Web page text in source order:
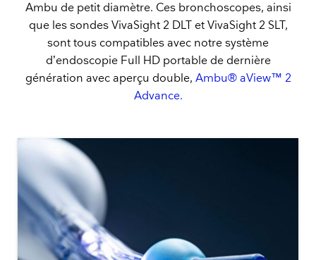
Ambu de petit diamètre. Ces bronchoscopes, ainsi
que les sondes VivaSight 2 DLT et VivaSight 2 SLT,
sont tous compatibles avec notre système
d’endoscopie Full HD portable de dernière
génération avec aperçu double, Ambu® aView™ 2
Advance.